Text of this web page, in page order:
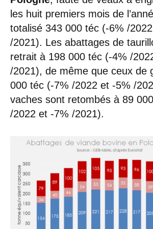
les huit premiers mois de
totalisé 343 000 téc (-6% /
/2021). Les abattages de
retrait à 198 000 téc (-4% /
/2021), de même que ceux de
000 téc (-7% /2022 et -5% /
vaches sont retombés à 89
/2022 et -7% /2021).